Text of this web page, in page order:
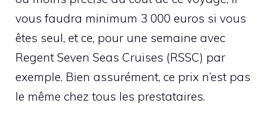
vous faudra minimum 3 000 euros si vous
êtes seul, et ce, pour une semaine avec
Regent Seven Seas Cruises (RSSC) par
exemple. Bien assurément, ce prix n’est pas
le même chez tous les prestataires.